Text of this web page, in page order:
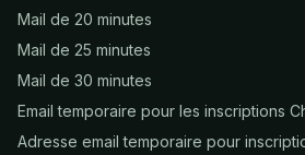
Mail de 20 minutes
Mail de 25 minutes
Mail de 30 minutes
Email temporaire pour les inscriptions
Adresse email temporaire pour